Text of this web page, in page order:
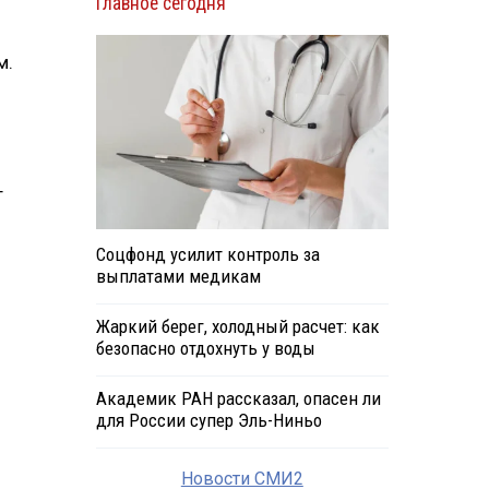
Соцфонд усилит контроль за
выплатами медикам
Жаркий берег, холодный расчет: как
безопасно отдохнуть у воды
Академик РАН рассказал, опасен ли
для России супер Эль-Ниньо
Новости СМИ2